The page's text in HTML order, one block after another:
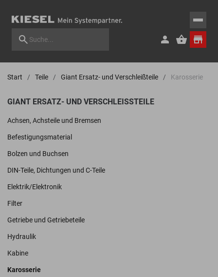
Start Teile Giant Ersatz- und Verschleißteile Karosserie
GIANT ERSATZ- UND VERSCHLEISSTEILE
Achsen, Achsteile und Bremsen
Befestigungsmaterial
Bolzen und Buchsen
DIN-Teile, Dichtungen und C-Teile
Elektrik/Elektronik
Filter
Getriebe und Getriebeteile
Hydraulik
Kabine
Karosserie